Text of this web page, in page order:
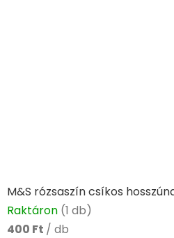
M&S rózsaszín csíkos
Raktáron (1 db)
400 Ft / db